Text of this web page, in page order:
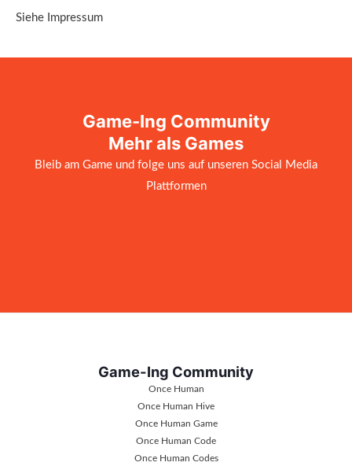
Siehe Impressum
Game-Ing Community
Mehr als Games
Bleib am Game und folge uns auf unseren Social Media
Plattformen
Game-Ing Community
Once Human
Once Human Hive
Once Human Game
Once Human Code
Once Human Codes